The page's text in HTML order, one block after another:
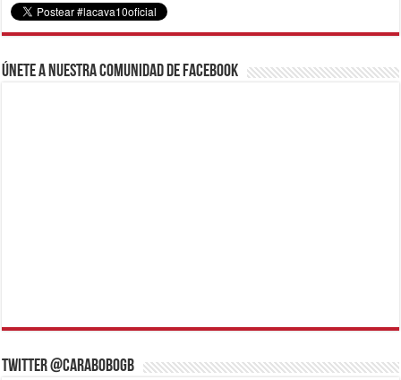
Únete a nuestra comunidad de Facebook
Twitter @CaraboboGB